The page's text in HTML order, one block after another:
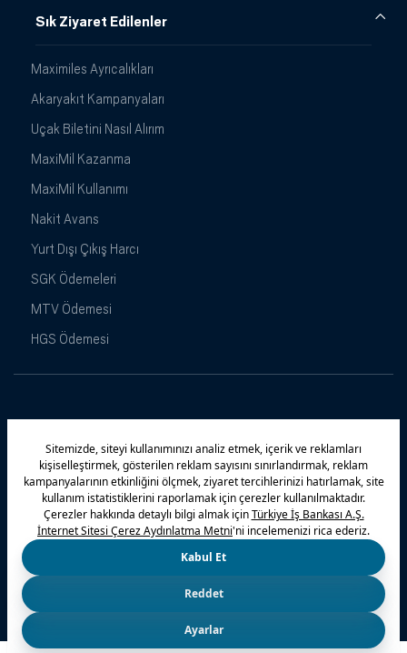
Sık Ziyaret Edilenler
Maximiles Ayrıcalıkları
Akaryakıt Kampanyaları
Uçak Biletini Nasıl Alırım
MaxiMil Kazanma
MaxiMil Kullanımı
Nakit Avans
Yurt Dışı Çıkış Harcı
SGK Ödemeleri
MTV Ödemesi
HGS Ödemesi
© 2026 Türkiye İş Bankası A.Ş.
Maximiles Kampanyalar Yasal Uyarı Güvenlik
Gizlilik Politikamız Bilgi Toplumu Hizmetleri
Çerez Politikası Kişisel Verilerin Korunması